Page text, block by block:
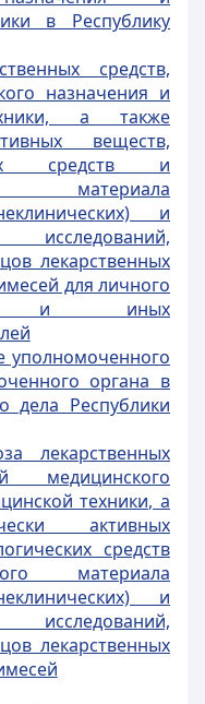
в Республику
средств,
назначения и
а также
веществ,
средств и
материала
и
лекарственных
для личного
и иных
уполномоченного
органа в
дела Республики
лекарственных
медицинского
техники, а
активных
средств
материала
и
лекарственных